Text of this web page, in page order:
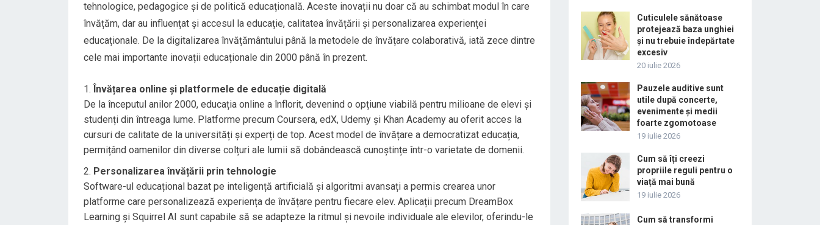
tehnologice, pedagogice și de politică educațională. Aceste inovații nu doar că au schimbat modul în care
învățăm, dar au influențat și accesul la educație, calitatea învățării și personalizarea experienței
educaționale. De la digitalizarea învățământului până la metodele de învățare colaborativă, iată zece dintre
cele mai importante inovații educaționale din 2000 până în prezent.
Învățarea online și platformele de educație digitală
De la începutul anilor 2000, educația online a înflorit, devenind o opțiune viabilă pentru milioane de elevi și
studenți din întreaga lume. Platforme precum Coursera, edX, Udemy și Khan Academy au oferit acces la
cursuri de calitate de la universități și experți de top. Acest model de învățare a democratizat educația,
permițând oamenilor din diverse colțuri ale lumii să dobândească cunoștințe într-o varietate de domenii.
Personalizarea învățării prin tehnologie
Software-ul educațional bazat pe inteligență artificială și algoritmi avansați a permis crearea unor
platforme care personalizează experiența de învățare pentru fiecare elev. Aplicații precum DreamBox
Learning și Squirrel AI sunt capabile să se adapteze la ritmul și nevoile individuale ale elevilor, oferindu-le
Cuticulele sănătoase
protejează baza unghiei
și nu trebuie îndepărtate
excesiv
20 iulie 2026
Pauzele auditive sunt
utile după concerte,
evenimente și medii
foarte zgomotoase
19 iulie 2026
Cum să îți creezi
propriile reguli pentru o
viață mai bună
19 iulie 2026
Cum să transformi